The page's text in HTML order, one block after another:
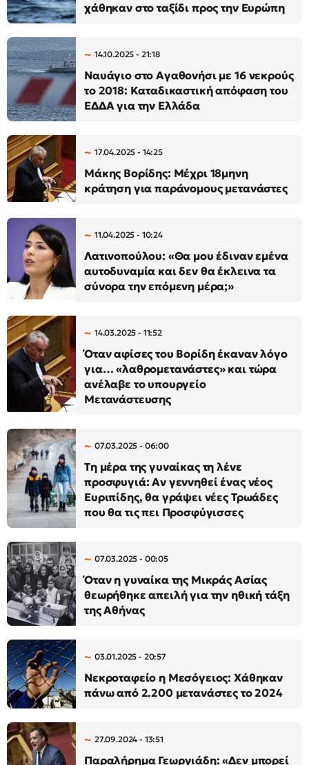
χάθηκαν στο ταξίδι προς την Ευρώπη
14.10.2025 - 21:18
Ναυάγιο στο Αγαθονήσι με 16 νεκρούς
το 2018: Καταδικαστική απόφαση του
ΕΔΔΑ για την Ελλάδα
17.04.2025 - 14:25
Μάκης Βορίδης: Μέχρι 18μηνη
κράτηση για παράνομους μετανάστες
11.04.2025 - 10:24
Λατινοπούλου: «Θα μου έδιναν εμένα
αυτοδυναμία και δεν θα έκλεινα τα
σύνορα την επόμενη μέρα;»
14.03.2025 - 11:52
Όταν αφίσες του Βορίδη έκαναν λόγο
για… «λαθρομετανάστες» και τώρα
ανέλαβε το υπουργείο
Μετανάστευσης
07.03.2025 - 06:00
Τη μέρα της γυναίκας τη λένε
προσφυγιά: Αν γεννηθεί ένας νέος
Ευριπίδης, θα γράψει νέες Τρωάδες
που θα τις πει Προσφύγισσες
07.03.2025 - 00:05
Όταν η γυναίκα της Μικράς Ασίας
θεωρήθηκε απειλή για την ηθική τάξη
της Αθήνας
03.01.2025 - 20:57
Νεκροταφείο η Μεσόγειος: Χάθηκαν
πάνω από 2.200 μετανάστες το 2024
27.09.2024 - 13:51
Παραλήρημα Γεωργιάδη: «Δεν μπορεί